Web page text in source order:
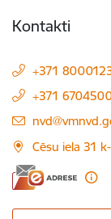
Kontakti
+371
+371
E-pasts:
Cēsu iela 31